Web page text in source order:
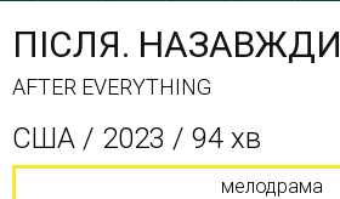
ПІСЛЯ. НАЗАВЖДИ
AFTER EVERYTHING
США / 2023 / 94 хв
мелодрама